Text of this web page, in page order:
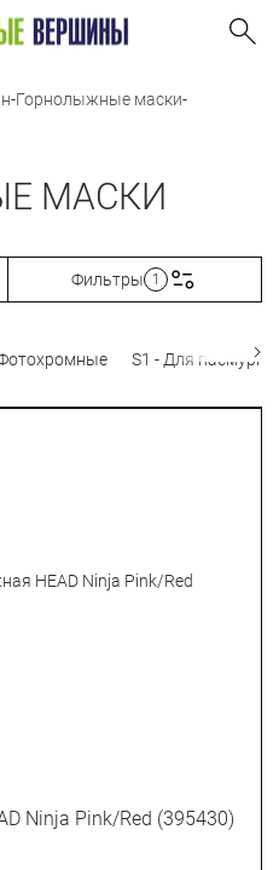
-Горнолыжные маски-
МАСКИ
Фильтры 1
S1 - Для
Ninja Pink/Red (395430)